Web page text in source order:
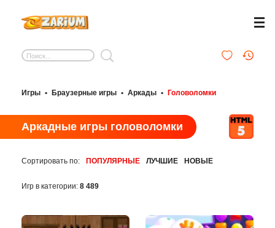
Игры • Браузерные игры • Аркады • Головоломки
Аркадные игры головоломки
Сортировать по: ПОПУЛЯРНЫЕ ЛУЧШИЕ НОВЫЕ
Игр в категории: 8 489